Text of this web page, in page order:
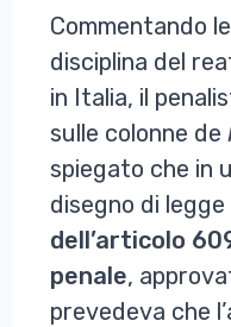
Commentando
disciplina del
in Italia, il
sulle colonne de
spiegato che in
disegno di legge
dell’articolo
penale,
prevedeva che